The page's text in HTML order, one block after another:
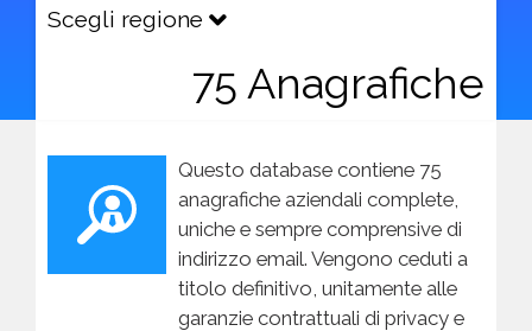
Scegli regione
75 Anagrafiche
Questo database contiene 75
anagrafiche aziendali complete,
uniche e sempre comprensive di
indirizzo email. Vengono ceduti a
titolo definitivo, unitamente alle
garanzie contrattuali di privacy e